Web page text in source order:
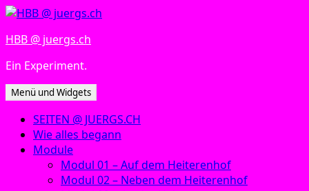
Zum
springen
HBB @ juergs.ch
Ein Experiment.
Menü und Widgets
SEITEN @ JUERGS.CH
Wie alles begann
Module
Modul 01 – Auf dem Heiterenhof
Modul 02 – Neben dem Heiterenhof